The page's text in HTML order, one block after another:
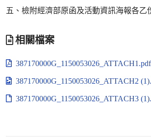
五、檢附經濟部原函及活動資訊海報各乙
相關檔案
387170000G_1150053026_ATTACH1.pdf
387170000G_1150053026_ATTACH2
387170000G_1150053026_ATTACH3